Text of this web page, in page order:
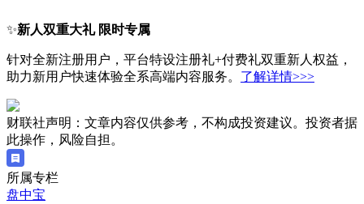
✨新人双重大礼 限时专属
针对全新注册用户，平台特设注册礼+付费礼双重新人权益，
助力新用户快速体验全系高端内容服务。 了解详情>>>
财联社声明：文章内容仅供参考，不构成投资建议。投资者据
此操作，风险自担。
所属专栏
盘中宝